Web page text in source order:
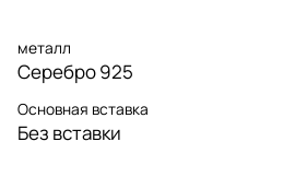
металл
Серебро 925
Основная вставка
Без вставки